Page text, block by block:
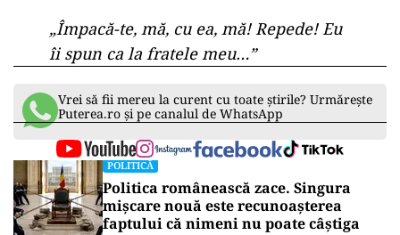
„Împacă-te, mă, cu ea, mă! Repede! Eu
îi spun ca la fratele meu…”
Vrei să fii mereu la curent cu toate știrile? Urmărește
Puterea.ro și pe canalul de WhatsApp
POLITICĂ
Politica românească zace. Singura
mișcare nouă este recunoașterea
faptului că nimeni nu poate câștiga